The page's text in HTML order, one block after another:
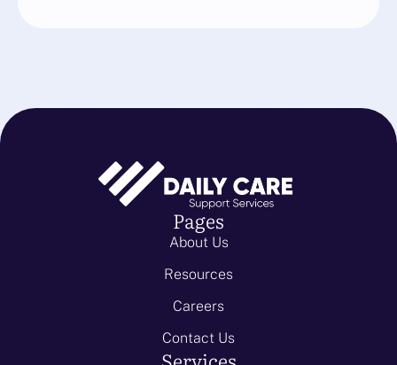
Pages
About Us
Resources
Careers
Contact Us